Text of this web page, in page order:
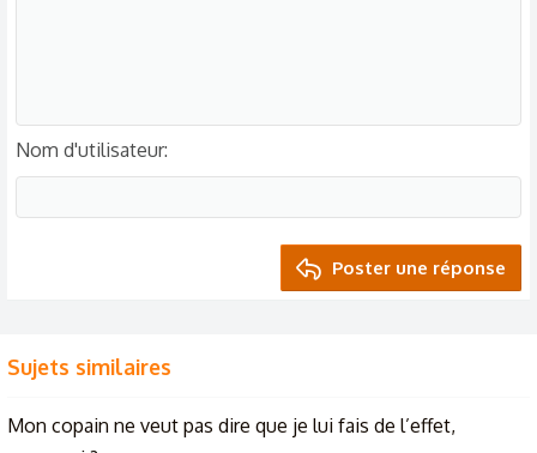
Nom d'utilisateur
Poster une réponse
Sujets similaires
Mon copain ne veut pas dire que je lui fais de l’effet,